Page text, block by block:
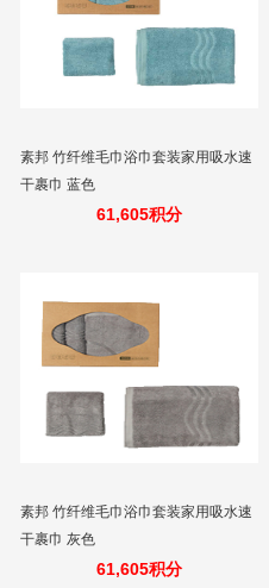
素邦 竹纤维毛巾浴巾套装家用吸水速
干裹巾 蓝色
61,605积分
素邦 竹纤维毛巾浴巾套装家用吸水速
干裹巾 灰色
61,605积分